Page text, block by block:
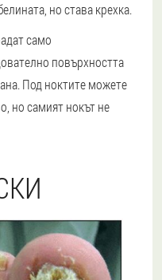
но става крехка.
само
повърхността
Под ноктите можете
но самият нокът не